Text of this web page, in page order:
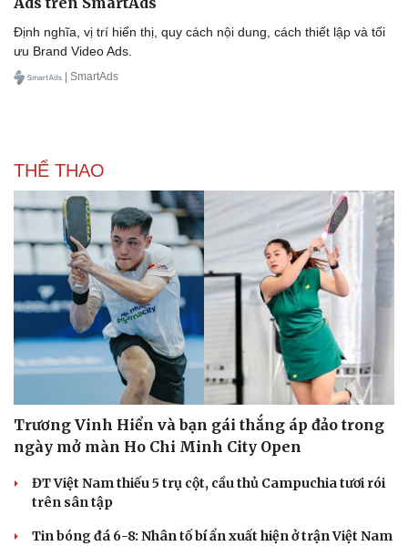
Vì cộng đồng
Định nghĩa, vị trí hiển thị, quy cách nội dung, cách thiết lập và tối
ưu Brand Video Ads.
| SmartAds
THỂ THAO
Trương Vinh Hiển và bạn gái thắng áp đảo trong
ngày mở màn Ho Chi Minh City Open
ĐT Việt Nam thiếu 5 trụ cột, cầu thủ Campuchia tươi rói
trên sân tập
Tin bóng đá 6-8: Nhân tố bí ẩn xuất hiện ở trận Việt Nam